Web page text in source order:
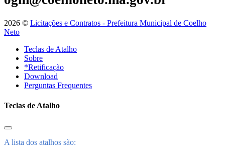
2026 © Licitações e Contratos - Prefeitura Municipal de Coelho
Neto
Teclas de Atalho
Sobre
*Retificação
Download
Perguntas Frequentes
Teclas de Atalho
A lista dos atalhos são: